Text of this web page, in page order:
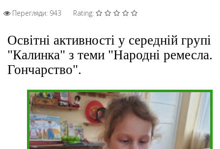
Перегляди: 943 Rating:
Освітні активності у середній групі
"Калинка" з теми "Народні ремесла.
Гончарство".